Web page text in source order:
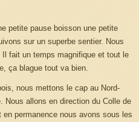
petite pause boisson une petite
sur un superbe sentier. Nous
fait un temps magnifique et tout le
ça blague tout va bien.
nous mettons le cap au Nord-
allons en direction du Colle de
permanence nous avons sous les